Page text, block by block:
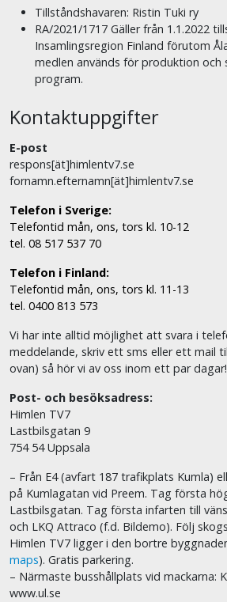
Tillståndshavaren: Ristin Tuki ry
RA/2021/1717 Gäller från 1.1.2022
Insamlingsregion Finland förutom
medlen används för produktion och
program.
Kontaktuppgifter
E-post
respons[ät]himlentv7.se
fornamn.efternamn[ät]himlentv7.se
Telefon i Sverige:
Telefontid mån, ons, tors kl. 10-12
tel. 08 517 537 70
Telefon i Finland:
Telefontid mån, ons, tors kl. 11-13
tel. 0400 813 573
Vi har inte alltid möjlighet att svara i
meddelande, skriv ett sms eller ett mail
ovan) så hör vi av oss inom ett par dagar!
Post- och besöksadress:
Himlen TV7
Lastbilsgatan 9
754 54 Uppsala
– Från E4 (avfart 187 trafikplats Kumla)
på Kumlagatan vid Preem. Tag första
Lastbilsgatan. Tag första infarten till
och LKQ Attraco (f.d. Bildemo). Följ
Himlen TV7 ligger i den bortre
maps). Gratis parkering.
– Närmaste busshållplats vid mackarna:
www.ul.se